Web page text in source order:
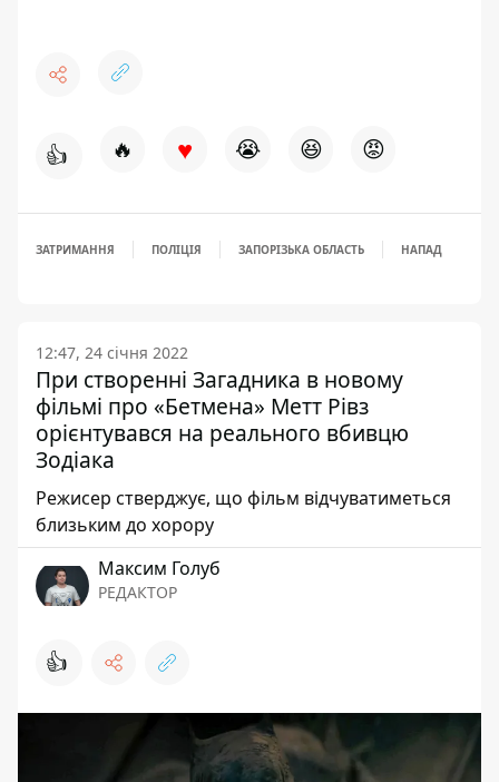
👍 🔥 ♥ 😭 😆 😡
ЗАТРИМАННЯ ПОЛІЦІЯ ЗАПОРІЗЬКА ОБЛАСТЬ НАПАД
12:47, 24 січня 2022
При створенні Загадника в новому
фільмі про «Бетмена» Метт Рівз
орієнтувався на реального вбивцю
Зодіака
Режисер стверджує, що фільм відчуватиметься
близьким до хорору
Максим Голуб
РЕДАКТОР
👍